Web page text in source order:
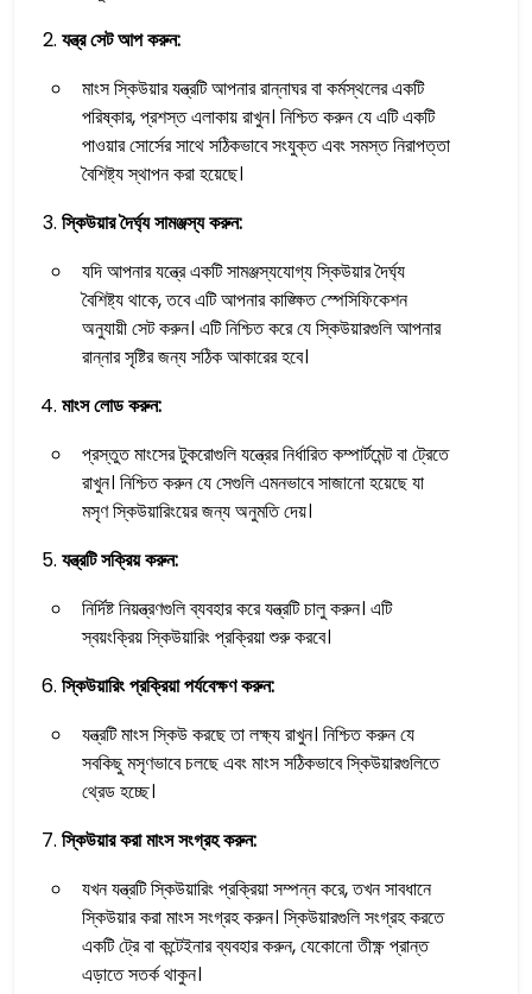
যন্ত্র সেট আপ করুন:
মাংস স্কিউয়ার যন্ত্রটি আপনার রান্নাঘর বা কর্মস্থলের একটি
পরিষ্কার, প্রশস্ত এলাকায় রাখুন। নিশ্চিত করুন যে এটি একটি
পাওয়ার সোর্সের সাথে সঠিকভাবে সংযুক্ত এবং সমস্ত নিরাপত্তা
বৈশিষ্ট্য স্থাপন করা হয়েছে।
স্কিউয়ার দৈর্ঘ্য সামঞ্জস্য করুন:
যদি আপনার যন্ত্রে একটি সামঞ্জস্যযোগ্য স্কিউয়ার দৈর্ঘ্য
বৈশিষ্ট্য থাকে, তবে এটি আপনার কাঙ্ক্ষিত স্পেসিফিকেশন
অনুযায়ী সেট করুন। এটি নিশ্চিত করে যে স্কিউয়ারগুলি আপনার
রান্নার সৃষ্টির জন্য সঠিক আকারের হবে।
মাংস লোড করুন:
প্রস্তুত মাংসের টুকরোগুলি যন্ত্রের নির্ধারিত কম্পার্টমেন্ট বা ট্রেতে
রাখুন। নিশ্চিত করুন যে সেগুলি এমনভাবে সাজানো হয়েছে যা
মসৃণ স্কিউয়ারিংয়ের জন্য অনুমতি দেয়।
যন্ত্রটি সক্রিয় করুন:
নির্দিষ্ট নিয়ন্ত্রণগুলি ব্যবহার করে যন্ত্রটি চালু করুন। এটি
স্বয়ংক্রিয় স্কিউয়ারিং প্রক্রিয়া শুরু করবে।
স্কিউয়ারিং প্রক্রিয়া পর্যবেক্ষণ করুন:
যন্ত্রটি মাংস স্কিউ করছে তা লক্ষ্য রাখুন। নিশ্চিত করুন যে
সবকিছু মসৃণভাবে চলছে এবং মাংস সঠিকভাবে স্কিউয়ারগুলিতে
থ্রেড হচ্ছে।
স্কিউয়ার করা মাংস সংগ্রহ করুন:
যখন যন্ত্রটি স্কিউয়ারিং প্রক্রিয়া সম্পন্ন করে, তখন সাবধানে
স্কিউয়ার করা মাংস সংগ্রহ করুন। স্কিউয়ারগুলি সংগ্রহ করতে
একটি ট্রে বা কন্টেইনার ব্যবহার করুন, যেকোনো তীক্ষ্ণ প্রান্ত
এড়াতে সতর্ক থাকুন।